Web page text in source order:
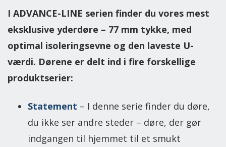
I ADVANCE-LINE serien finder du vores mest
eksklusive yderdøre – 77 mm tykke, med
optimal isoleringsevne og den laveste U-
værdi. Dørene er delt ind i fire forskellige
produktserier:
Statement –​ I denne serie finder du døre,
du ikke ser andre steder – døre, der gør
indgangen til hjemmet til et smukt